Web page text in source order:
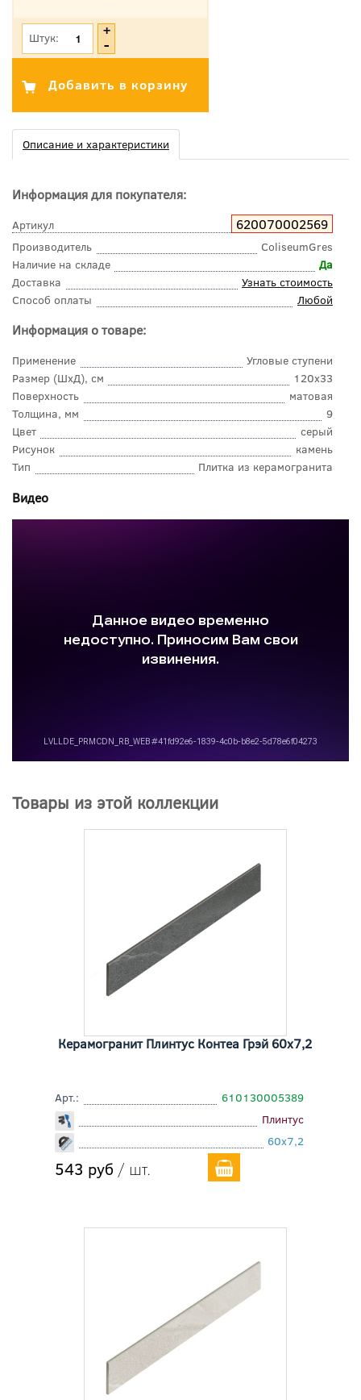
Штук:
Описание и характеристики
Информация для покупателя:
Артикул 620070002569
Производитель
ColiseumGres
Наличие на складе
Да
Доставка
Узнать стоимость
Способ оплаты
Любой
Информация о товаре:
Применение
Угловые ступени
Размер (ШхД), см
120x33
Поверхность
матовая
Толщина, мм
9
Цвет
серый
Рисунок
камень
Тип
Плитка из керамогранита
Видео
Товары из этой коллекции
Керамогранит Плинтус Контеа Грэй 60x7,2
Арт.:
610130005389
Плинтус
60x7,2
543 руб / шт.